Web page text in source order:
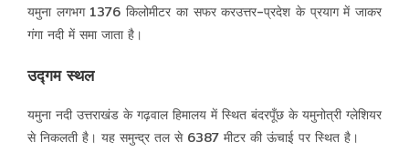
यमुना लगभग 1376 किलोमीटर का सफर करउत्तर-प्रदेश के प्रयाग में जाकर
गंगा नदी में समा जाता है।
उद्गम स्थल
यमुना नदी उत्तराखंड के गढ़वाल हिमालय में स्थित बंदरपूँछ के यमुनोत्री ग्लेशियर
से निकलती है। यह समुन्द्र तल से 6387 मीटर की ऊंचाई पर स्थित है।